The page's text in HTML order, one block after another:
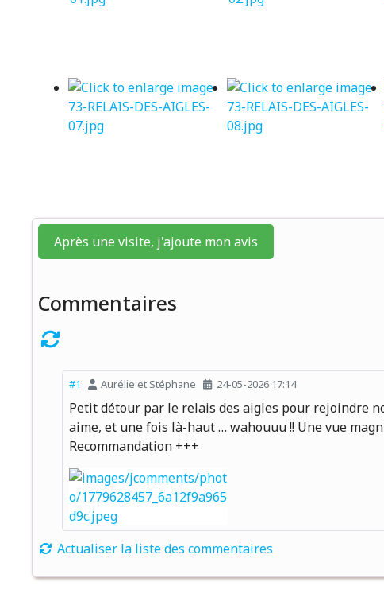
Après une visite, j'ajoute mon avis
Commentaires
#1 Aurélie et Stéphane 24-05-2026 17:14
Petit détour par le relais des aigles pour rejoindre
aime, et une fois là-haut … wahouuu !! Une vue
Recommandation +++
Actualiser la liste des commentaires